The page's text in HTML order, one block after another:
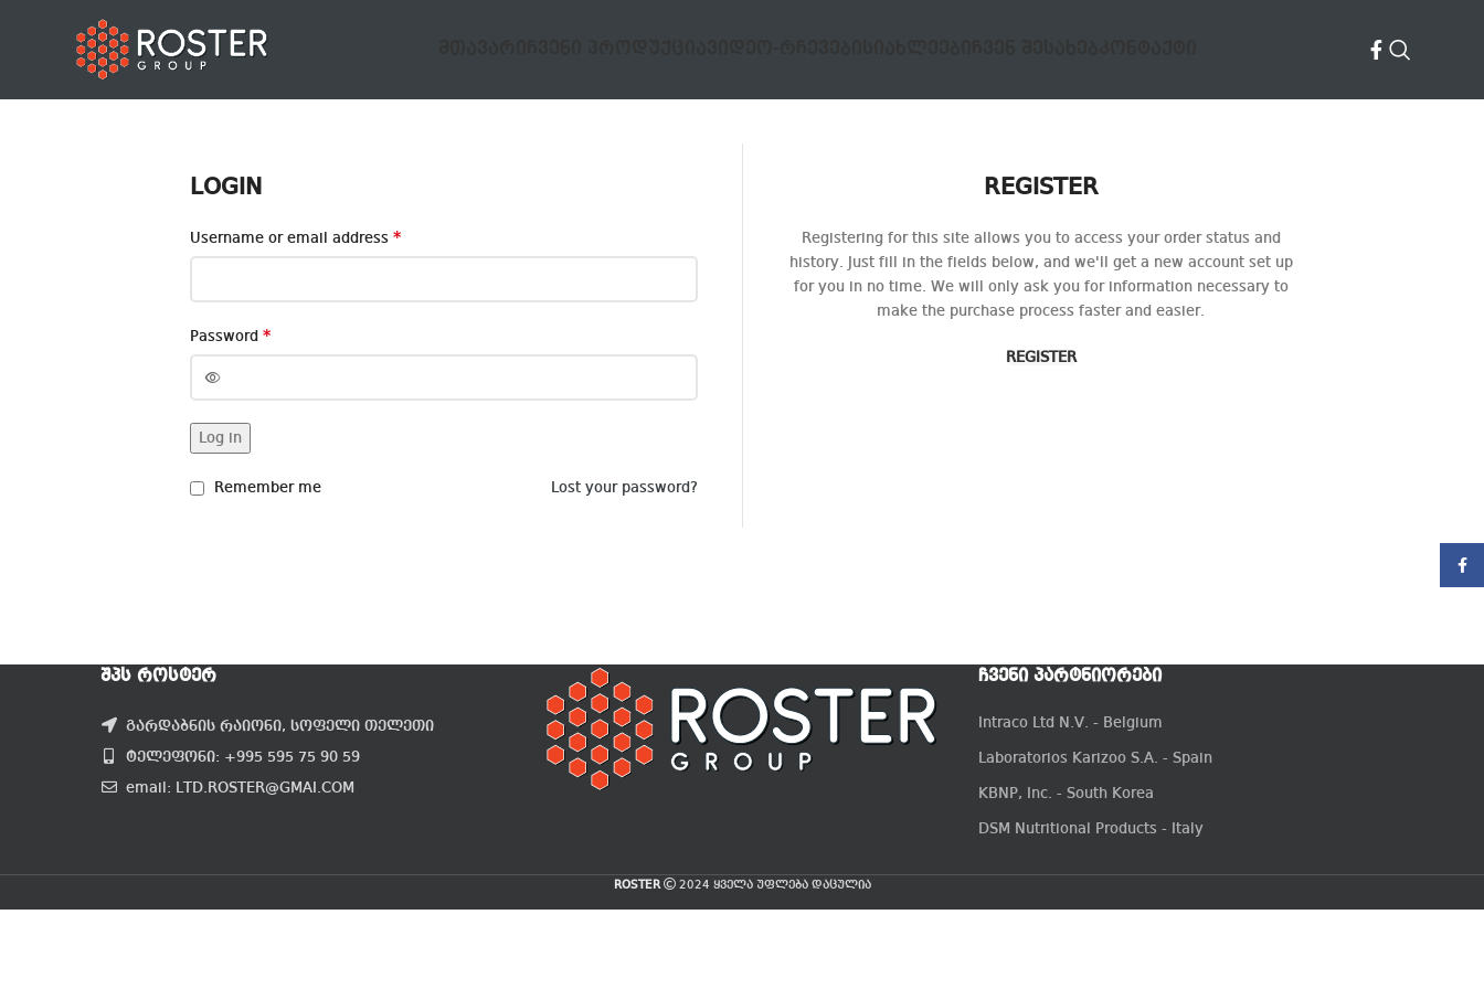
LOGIN
Username or email address *
Password *
Log in
Lost your password?
Remember me
REGISTER
Registering for this site allows you to access your order status and
history. Just fill in the fields below, and we'll get a new account set up
for you in no time. We will only ask you for information necessary to
make the purchase process faster and easier.
REGISTER
ᲨᲞᲡ ᲠᲝᲡᲢᲔᲠ
გარდაბნის რაიონი, სოფელი თელეთი
ტელეფონი: +995 595 75 90 59
email: LTD.ROSTER@GMAI.COM
ᲩᲕᲔᲜᲘ ᲞᲐᲠᲢᲜᲘᲝᲠᲔᲑᲘ
Intraco Ltd N.V. - Belgium
Laboratorios Karizoo S.A. - Spain
KBNP, Inc. - South Korea
DSM Nutritional Products - Italy
ROSTER 2024 ყველა უფლება დაცულია